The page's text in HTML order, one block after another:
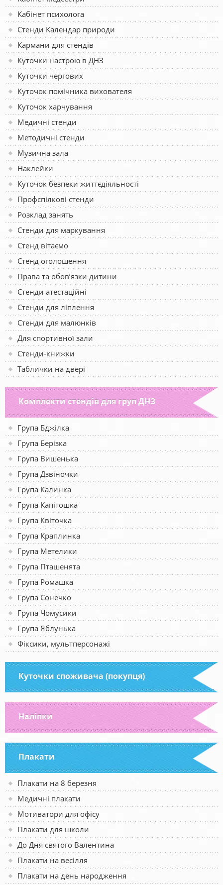
Кабінет психолога
Стенди Календар природи
Кармани для стендів
Куточки настрою в ДНЗ
Куточки чергових
Куточок помічника вихователя
Куточок харчування
Медичні стенди
Методичні стенди
Музична зала
Наклейки
Куточок безпеки життєдіяльності
Профспілкові стенди
Розклад занять
Стенди для маркування
Стенд вітаємо
Стенд оголошення
Права та обов’язки дитини
Стенди атестаційні
Стенди для ліплення
Стенди для малюнків
Для спортивної зали
Стенди-книжки
Таблички на двері
Комплекти стендів для груп ДНЗ
Група Бджілка
Група Берізка
Група Вишенька
Група Дзвіночки
Група Калинка
Група Капітошка
Група Квіточка
Група Краплинка
Група Метелики
Група Пташенята
Група Ромашка
Група Сонечко
Група Чомусики
Група Яблунька
Фіксики, мультперсонажі
Куточки споживача (покупця)
Наліпки
Плакати
Плакати на 8 березня
Медичні плакати
Мотиватори для офісу
Плакати для школи
До Дня святого Валентина
Плакати на весілля
Плакати на день народження